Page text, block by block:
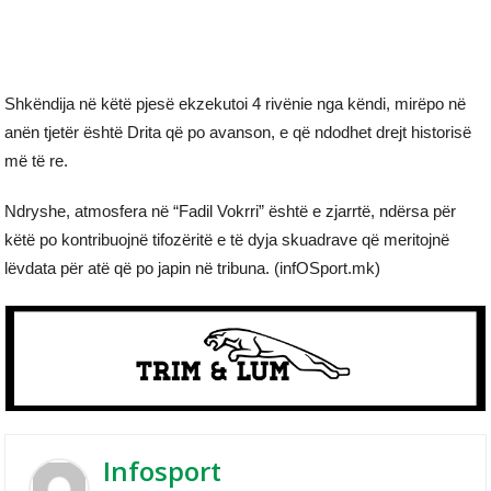
Shkëndija në këtë pjesë ekzekutoi 4 rivënie nga këndi, mirëpo në
anën tjetër është Drita që po avanson, e që ndodhet drejt historisë
më të re.
Ndryshe, atmosfera në “Fadil Vokrri” është e zjarrtë, ndërsa për
këtë po kontribuojnë tifozëritë e të dyja skuadrave që meritojnë
lëvdata për atë që po japin në tribuna. (infOSport.mk)
Infosport